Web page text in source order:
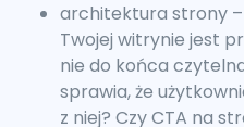
architektura strony
Twojej witrynie jest
nie do końca
sprawia, że
z niej? Czy CTA na